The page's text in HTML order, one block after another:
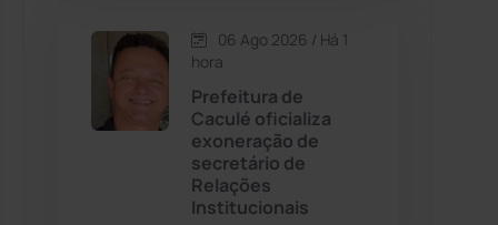
Cordeiros
Dom Basílio
06 Ago 2026 / Há 1
hora
Prefeitura de
Caculé oficializa
exoneração de
secretário de
Relações
Institucionais